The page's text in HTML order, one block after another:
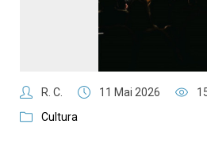
R. C. 11 Mai 2026
Cultura